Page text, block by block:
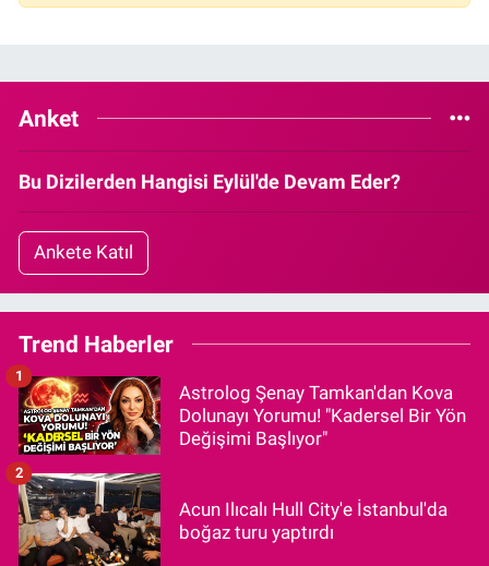
Anket
Bu Dizilerden Hangisi Eylül'de Devam Eder?
Ankete Katıl
Trend Haberler
Astrolog Şenay Tamkan'dan Kova
Dolunayı Yorumu! "Kadersel Bir Yön
Değişimi Başlıyor"
1
Acun Ilıcalı Hull City'e İstanbul'da
boğaz turu yaptırdı
2